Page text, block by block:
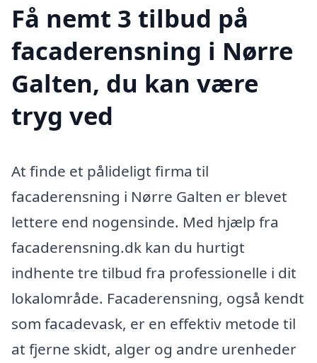
Få nemt 3 tilbud på
facaderensning i Nørre
Galten, du kan være
tryg ved
At finde et pålideligt firma til
facaderensning i Nørre Galten er blevet
lettere end nogensinde. Med hjælp fra
facaderensning.dk kan du hurtigt
indhente tre tilbud fra professionelle i dit
lokalområde. Facaderensning, også kendt
som facadevask, er en effektiv metode til
at fjerne skidt, alger og andre urenheder